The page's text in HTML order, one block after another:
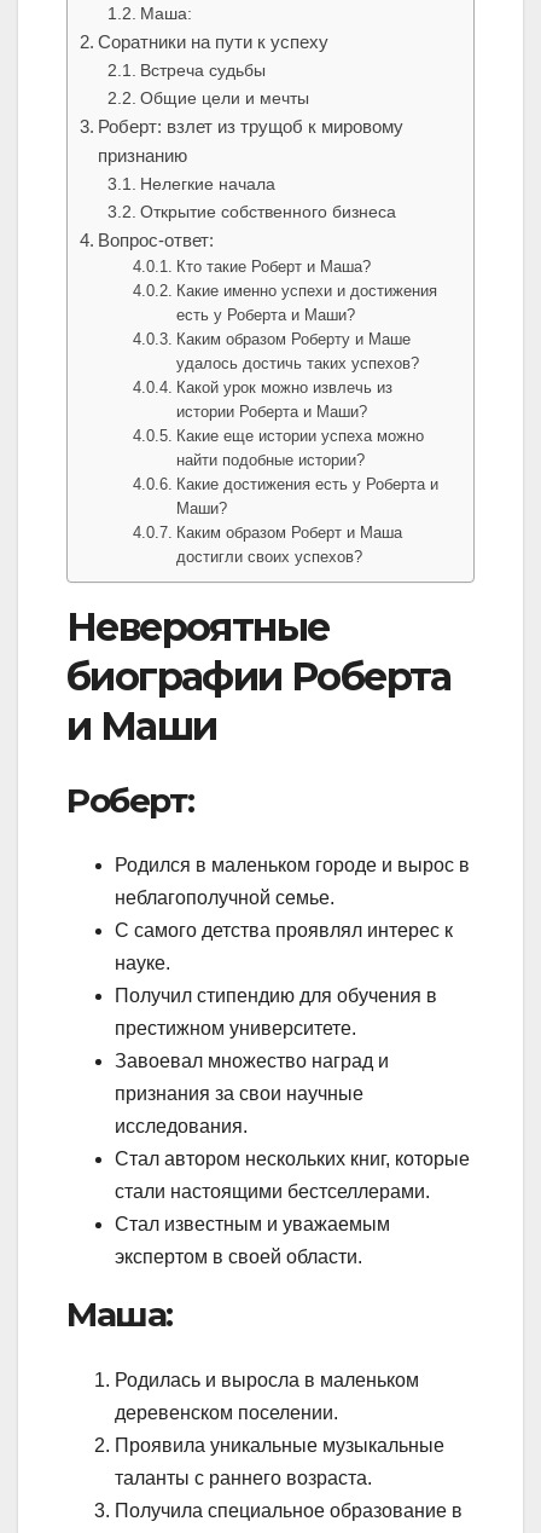
Маша:
Соратники на пути к успеху
Встреча судьбы
Общие цели и мечты
Роберт: взлет из трущоб к мировому
признанию
Нелегкие начала
Открытие собственного бизнеса
Вопрос-ответ:
Кто такие Роберт и Маша?
Какие именно успехи и достижения
есть у Роберта и Маши?
Каким образом Роберту и Маше
удалось достичь таких успехов?
Какой урок можно извлечь из
истории Роберта и Маши?
Какие еще истории успеха можно
найти подобные истории?
Какие достижения есть у Роберта и
Маши?
Каким образом Роберт и Маша
достигли своих успехов?
Невероятные
биографии Роберта
и Маши
Роберт:
Родился в маленьком городе и вырос в
неблагополучной семье.
С самого детства проявлял интерес к
науке.
Получил стипендию для обучения в
престижном университете.
Завоевал множество наград и
признания за свои научные
исследования.
Стал автором нескольких книг, которые
стали настоящими бестселлерами.
Стал известным и уважаемым
экспертом в своей области.
Маша:
Родилась и выросла в маленьком
деревенском поселении.
Проявила уникальные музыкальные
таланты с раннего возраста.
Получила специальное образование в